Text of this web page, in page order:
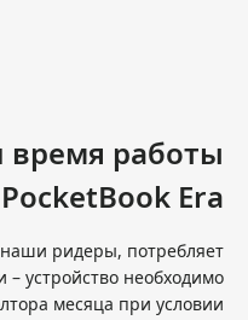
время работы
PocketBook Era
наши ридеры, потребляет
устройство необходимо
месяца при условии